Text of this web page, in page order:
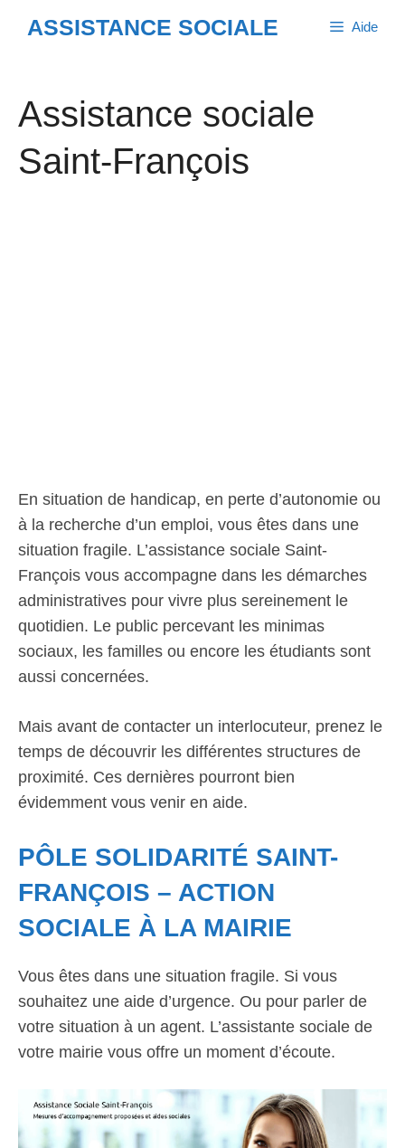
ASSISTANCE SOCIALE Aide
Assistance sociale
Saint-François
En situation de handicap, en perte d’autonomie ou
à la recherche d’un emploi, vous êtes dans une
situation fragile. L’assistance sociale Saint-
François vous accompagne dans les démarches
administratives pour vivre plus sereinement le
quotidien. Le public percevant les minimas
sociaux, les familles ou encore les étudiants sont
aussi concernées.
Mais avant de contacter un interlocuteur, prenez le
temps de découvrir les différentes structures de
proximité. Ces dernières pourront bien
évidemment vous venir en aide.
PÔLE SOLIDARITÉ SAINT-
FRANÇOIS – ACTION
SOCIALE À LA MAIRIE
Vous êtes dans une situation fragile. Si vous
souhaitez une aide d’urgence. Ou pour parler de
votre situation à un agent. L’assistante sociale de
votre mairie vous offre un moment d’écoute.